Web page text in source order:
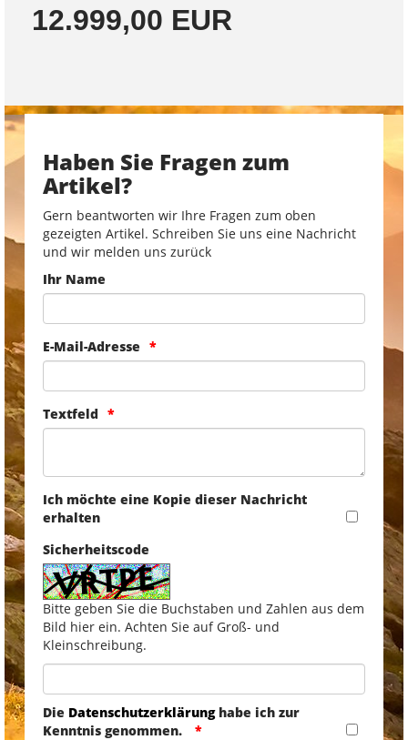
12.999,00 EUR
Haben Sie Fragen zum
Artikel?
Gern beantworten wir Ihre Fragen zum oben
gezeigten Artikel. Schreiben Sie uns eine Nachricht
und wir melden uns zurück
Ihr Name
E-Mail-Adresse
Textfeld
Ich möchte eine Kopie dieser Nachricht
erhalten
Sicherheitscode
Bitte geben Sie die Buchstaben und Zahlen aus dem
Bild hier ein. Achten Sie auf Groß- und
Kleinschreibung.
Die Datenschutzerklärunghabe ich zur
Kenntnis genommen.